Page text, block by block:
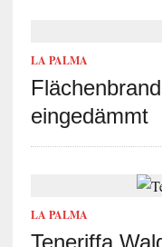
LA PALMA
eingedämmt
LA PALMA